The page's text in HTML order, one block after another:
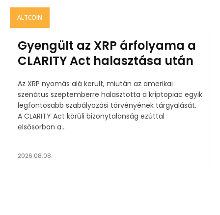
ALTCOIN
Gyengült az XRP árfolyama a
CLARITY Act halasztása után
Az XRP nyomás alá került, miután az amerikai
szenátus szeptemberre halasztotta a kriptopiac egyik
legfontosabb szabályozási törvényének tárgyalását.
A CLARITY Act körüli bizonytalanság ezúttal
elsősorban a...
2026.08.08.